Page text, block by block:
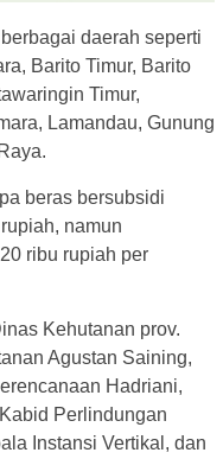
daerah seperti
Barito Timur, Barito
Timur,
Lamandau, Gunung
beras bersubsidi
namun
ribu rupiah per
Kehutanan prov.
Agustan Saining,
Hadriani,
Perlindungan
Instansi Vertikal, dan